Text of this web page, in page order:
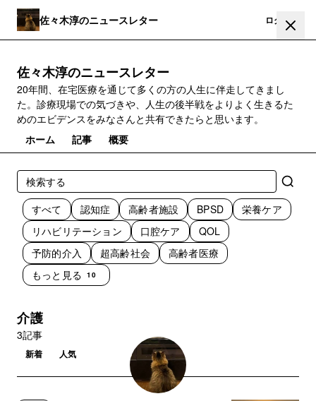
佐々木淳のニュースレター ログイン
佐々木淳のニュースレター
20年間、在宅医療を通じて多くの方の人生に伴走してきまし
た。診療現場での気づきや、人生の後半戦をよりよく生きるた
めのエビデンスをみなさんと共有できたらと思います。
ホーム
記事 概要
すべて 認知症 高齢者施設 BPSD
栄養ケア
リハビリテーション
口腔ケア
QOL
予防的介入
超高齢社会
高齢者医療
もっと見る 10
介護
3記事
新着 人気